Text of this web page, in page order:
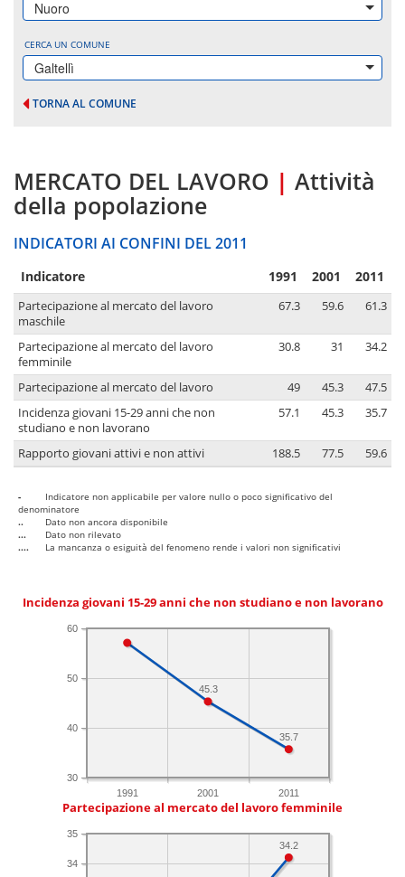
Nuoro
CERCA UN COMUNE
Galtellì
TORNA AL COMUNE
MERCATO DEL LAVORO | Attività
della popolazione
INDICATORI AI CONFINI DEL 2011
Indicatore 1991 2001 2011
Partecipazione al mercato del lavoro
maschile
67.3 59.6 61.3
Partecipazione al mercato del lavoro
femminile
30.8 31 34.2
Partecipazione al mercato del lavoro 49 45.3
47.5
Incidenza giovani 15-29 anni che non
studiano e non lavorano
57.1 45.3 35.7
Rapporto giovani attivi e non attivi 188.5 77.5 59.6
-
Indicatore non applicabile per valore nullo o poco significativo del
denominatore
..
Dato non ancora disponibile
...
Dato non rilevato
....
La mancanza o esiguità del fenomeno rende i valori non significativi
Incidenza giovani 15-29 anni che non studiano e non lavorano
1991 2001 2011
30
40
50
60
35.7
45.3
Partecipazione al mercato del lavoro femminile
34
35
34.2